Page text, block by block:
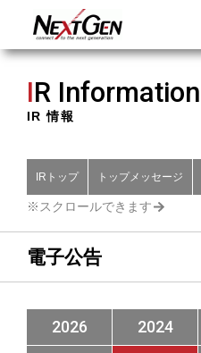
IR Information
IR 情報
IRトップ トップメッセージ
電子公告
2026 2024